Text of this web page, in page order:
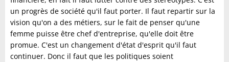
un progrès de société qu'il faut porter. Il faut repartir sur la
vision qu'on a des métiers, sur le fait de penser qu'une
femme puisse être chef d'entreprise, qu'elle doit être
promue. C'est un changement d'état d'esprit qu'il faut
continuer. Donc il faut que les politiques soient